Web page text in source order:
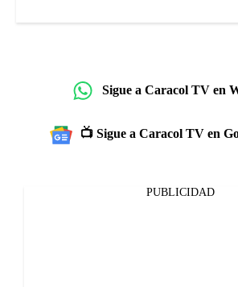
Sigue a Caracol TV en
📺 Sigue a Caracol TV en
PUBLICIDAD